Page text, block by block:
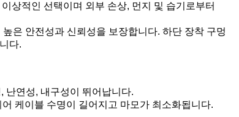
상적인 선택이며 외부 손상, 먼지 및 습기로부터
은 안전성과 신뢰성을 보장합니다. 하단 장착 구멍
다.
난연성, 내구성이 뛰어납니다.
케이블 수명이 길어지고 마모가 최소화됩니다.